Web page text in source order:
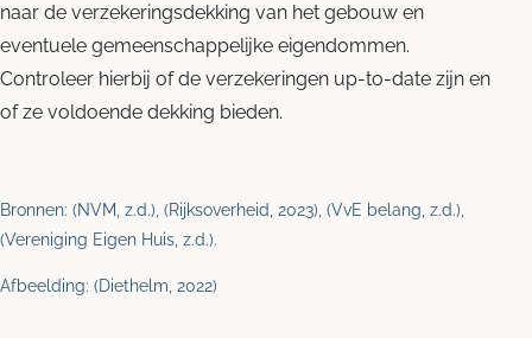
naar de verzekeringsdekking van het gebouw en
eventuele gemeenschappelijke eigendommen.
Controleer hierbij of de verzekeringen up-to-date zijn en
of ze voldoende dekking bieden.
Bronnen: (NVM, z.d.), (Rijksoverheid, 2023), (VvE belang, z.d.),
(Vereniging Eigen Huis, z.d.).
Afbeelding: (Diethelm, 2022)